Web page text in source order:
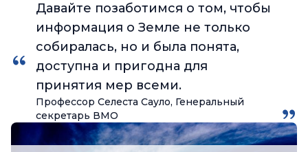
Давайте позаботимся о том, чтобы
информация о Земле не только
собиралась, но и была понята,
доступна и пригодна для
принятия мер всеми.
Профессор Селеста Сауло, Генеральный
секретарь ВМО